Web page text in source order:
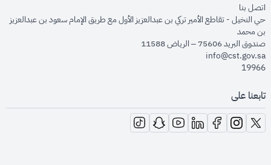
اتصل بنا
حي النخيل - تقاطع الأمير تركي بن عبدالعزيز الأول مع طريق الإمام سعود بن عبدالعزيز
بن محمد
صندوق البريد 75606 – الرياض 11588
info@cst.gov.sa
19966
تابعنا على
opens in new window
opens in new window
opens in new window
opens in new window
opens in new window
opens in new window
opens in new window